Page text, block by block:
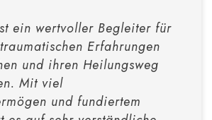
ein wertvoller Begleiter für
Erfahrungen
und ihren Heilungsweg
Mit viel
und fundiertem